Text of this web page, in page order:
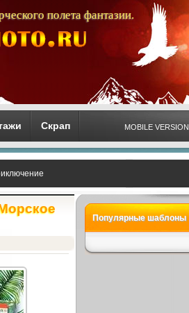
полета фантазии.
Скрап MOBILE VERSION
Популярные шаблоны